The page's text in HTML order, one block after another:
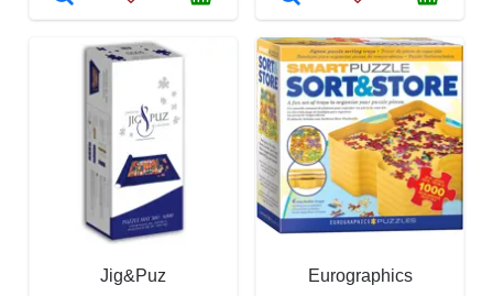
Jig&Puz
Eurographics